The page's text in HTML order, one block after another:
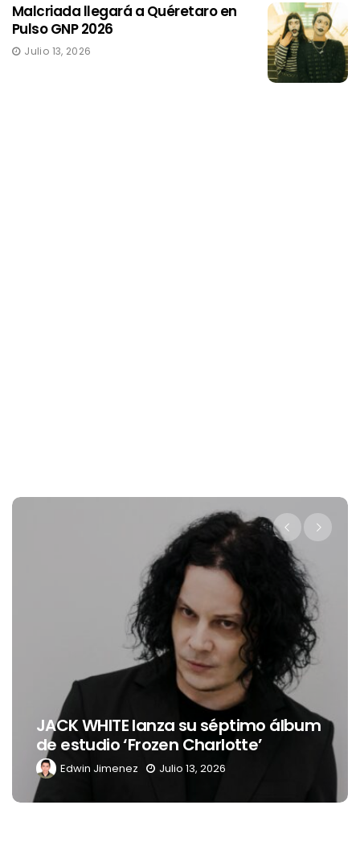
Malcriada llegará a Quéretaro en
Pulso GNP 2026
Julio 13, 2026
Levi’s® presenta a Belinda como su
nueva embajadora para
Latinoamérica
Edwin Jimenez Julio 13, 2026